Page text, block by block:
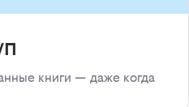
книги — даже когда